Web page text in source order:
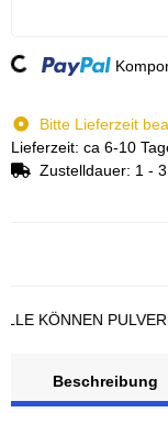
Loading...
Bitte Lieferzeit
Lieferzeit: ca 6-10
Zustelldauer: 1 - 3
Beschreibung